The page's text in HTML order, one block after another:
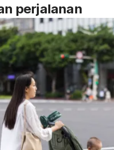
perjalanan